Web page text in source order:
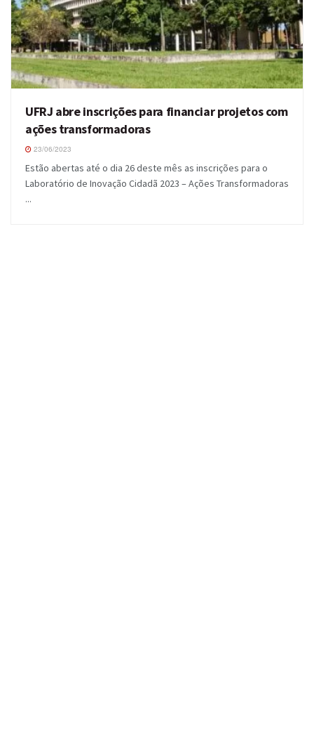
UFRJ abre inscrições para financiar projetos com
ações transformadoras
23/06/2023
Estão abertas até o dia 26 deste mês as inscrições para o
Laboratório de Inovação Cidadã 2023 – Ações Transformadoras
...